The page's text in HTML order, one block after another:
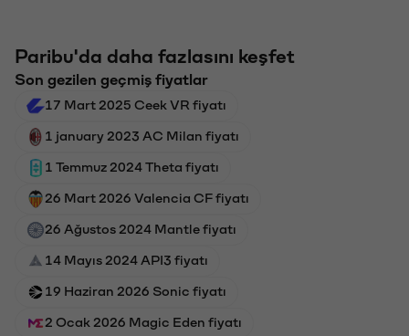
Paribu'da daha fazlasını keşfet
Son gezilen geçmiş fiyatlar
17 Mart 2025 Ceek VR fiyatı
1 january 2023 AC Milan fiyatı
1 Temmuz 2024 Theta fiyatı
26 Mart 2026 Valencia CF fiyatı
26 Ağustos 2024 Mantle fiyatı
14 Mayıs 2024 API3 fiyatı
19 Haziran 2026 Sonic fiyatı
2 Ocak 2026 Magic Eden fiyatı